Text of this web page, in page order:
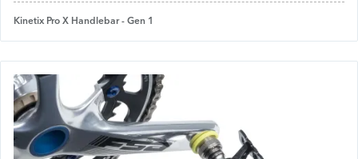
Kinetix Pro X Handlebar - Gen 1